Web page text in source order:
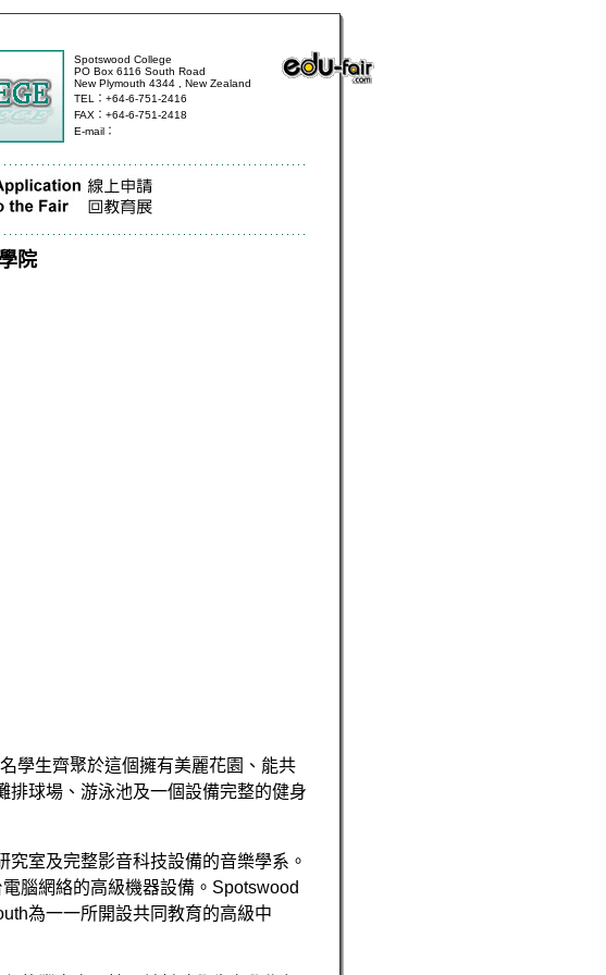
Spotswood College
PO Box 6116 South Road
New Plymouth 4344 , New Zealand
TEL
： +64-6-751-2416
FAX ： +64-6-751-2418
E-mail ：
院
名學生齊聚於這個擁有美麗花園、能共
排球場、游泳池及一個設備完整的健身
室及完整影音科技設備的音樂學系。
電腦網絡的高級機器設備。 Spotswood
為一一所開設共同教育的高級中